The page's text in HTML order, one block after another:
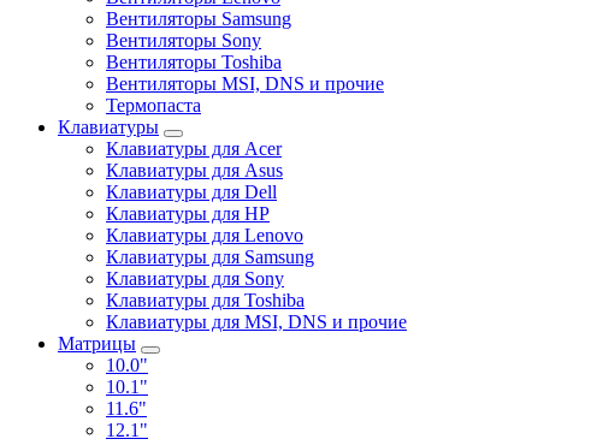
Вентиляторы Samsung
Вентиляторы Sony
Вентиляторы Toshiba
Вентиляторы MSI, DNS и прочие
Термопаста
Клавиатуры
Клавиатуры для Acer
Клавиатуры для Asus
Клавиатуры для Dell
Клавиатуры для HP
Клавиатуры для Lenovo
Клавиатуры для Samsung
Клавиатуры для Sony
Клавиатуры для Toshiba
Клавиатуры для MSI, DNS и прочие
Матрицы
10.0"
10.1"
11.6"
12.1"